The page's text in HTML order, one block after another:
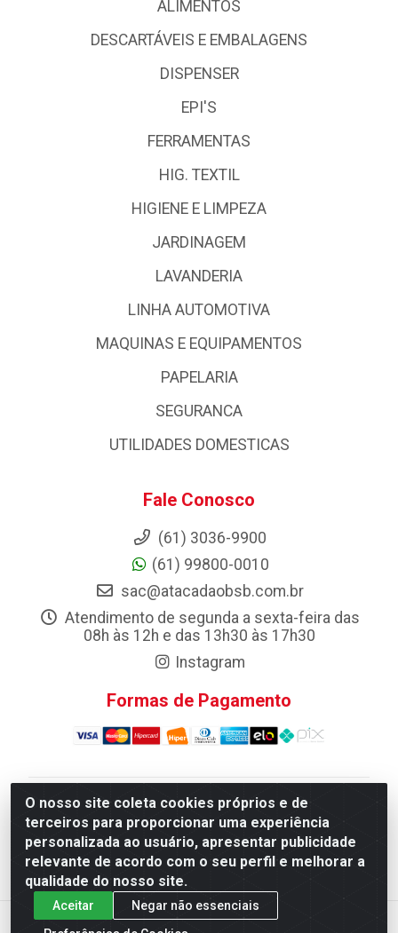
O nosso site coleta cookies próprios e de
terceiros para proporcionar uma experiência
personalizada ao usuário, apresentar publicidade
relevante de acordo com o seu perfil e melhorar a
qualidade do nosso site.
Aceitar
Negar não essenciais
ALIMENTOS
DESCARTÁVEIS E EMBALAGENS
DISPENSER
EPI'S
FERRAMENTAS
HIG. TEXTIL
HIGIENE E LIMPEZA
JARDINAGEM
LAVANDERIA
LINHA AUTOMOTIVA
MAQUINAS E EQUIPAMENTOS
PAPELARIA
SEGURANCA
UTILIDADES DOMESTICAS
Fale Conosco
(61) 3036-9900
(61) 99800-0010
sac@atacadaobsb.com.br
Atendimento de segunda a sexta-feira das
08h às 12h e das 13h30 às 17h30
Instagram
Formas de Pagamento
Atacadao da Limpeza F. Pereira Queiroz Comercio e
Distribuicao LTDA - Quadra Qi 10 Lotes 39 e, 41 - Setor
Industrial (Taguatinga), Brasília/DF - CEP 72.135-100 -
CNPJ 13.184.675/0001-80